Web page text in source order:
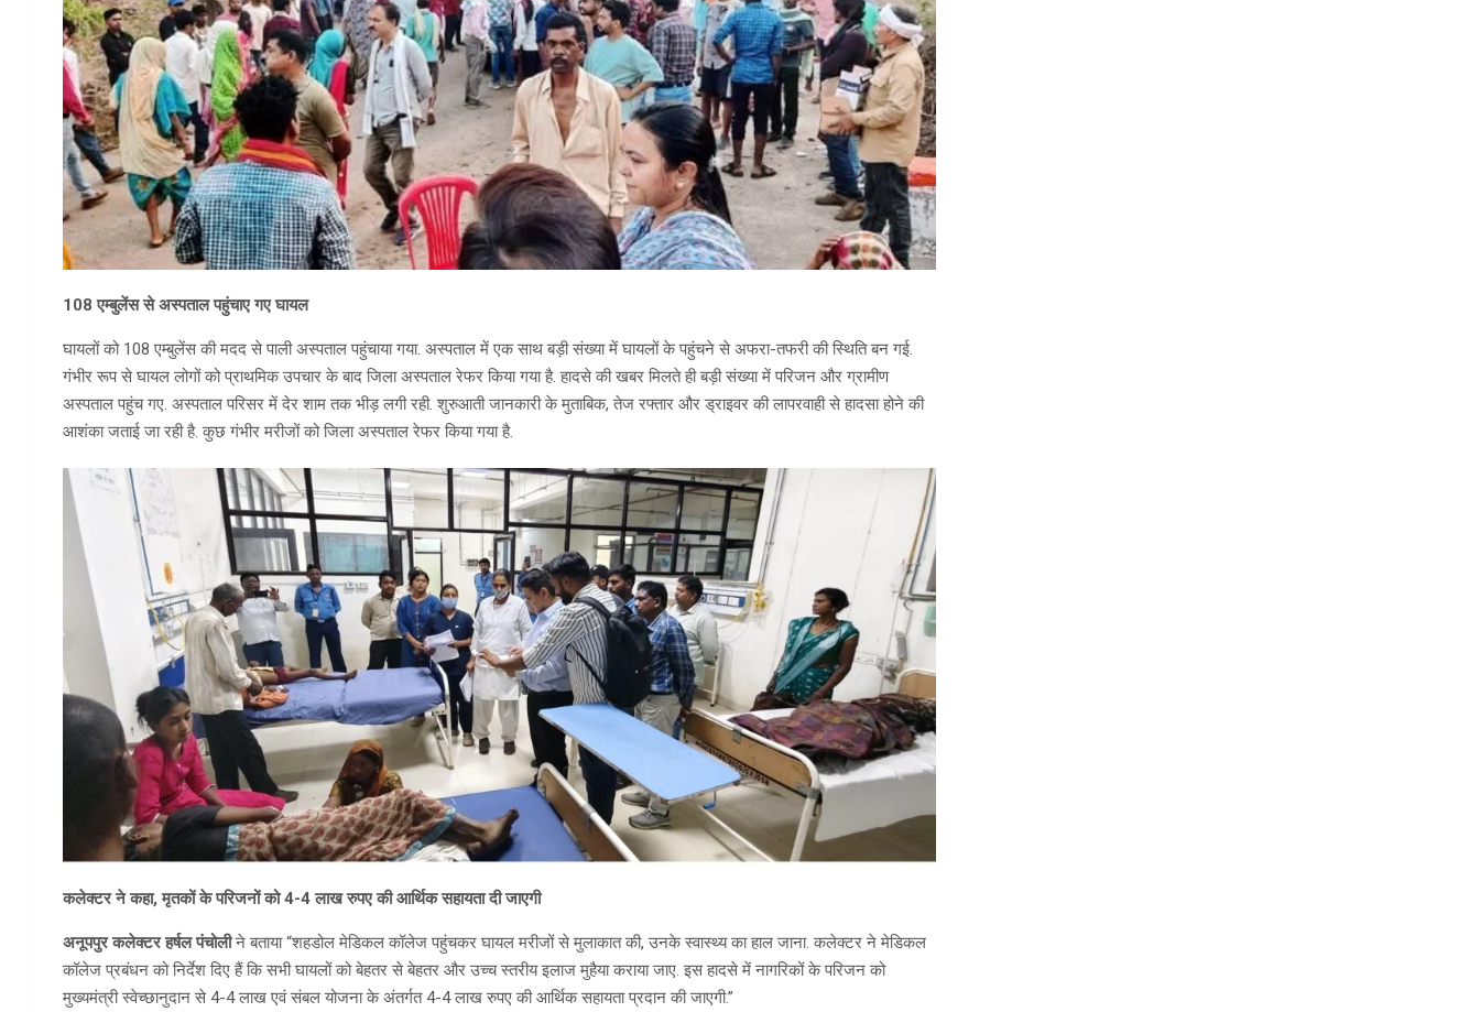
108 एम्बुलेंस से अस्पताल पहुंचाए गए घायल
घायलों को 108 एम्बुलेंस की मदद से पाली अस्पताल पहुंचाया गया. अस्पताल में एक साथ बड़ी संख्या में घायलों के पहुंचने से अफरा-तफरी की स्थिति बन गई.
गंभीर रूप से घायल लोगों को प्राथमिक उपचार के बाद जिला अस्पताल रेफर किया गया है. हादसे की खबर मिलते ही बड़ी संख्या में परिजन और ग्रामीण
अस्पताल पहुंच गए. अस्पताल परिसर में देर शाम तक भीड़ लगी रही. शुरुआती जानकारी के मुताबिक, तेज रफ्तार और ड्राइवर की लापरवाही से हादसा होने की
आशंका जताई जा रही है. कुछ गंभीर मरीजों को जिला अस्पताल रेफर किया गया है.
कलेक्टर ने कहा, मृतकों के परिजनों को 4-4 लाख रुपए की आर्थिक सहायता दी जाएगी
अनूपपुर कलेक्टर हर्षल पंचोलीने बताया “शहडोल मेडिकल कॉलेज पहुंचकर घायल मरीजों से मुलाकात की, उनके स्वास्थ्य का हाल जाना. कलेक्टर ने मेडिकल
कॉलेज प्रबंधन को निर्देश दिए हैं कि सभी घायलों को बेहतर से बेहतर और उच्च स्तरीय इलाज मुहैया कराया जाए. इस हादसे में नागरिकों के परिजन को
मुख्यमंत्री स्वेच्छानुदान से 4-4 लाख एवं संबल योजना के अंतर्गत 4-4 लाख रुपए की आर्थिक सहायता प्रदान की जाएगी.”